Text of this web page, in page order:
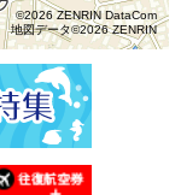
©2026 ZENRIN DataCom
地図データ©2026 ZENRIN